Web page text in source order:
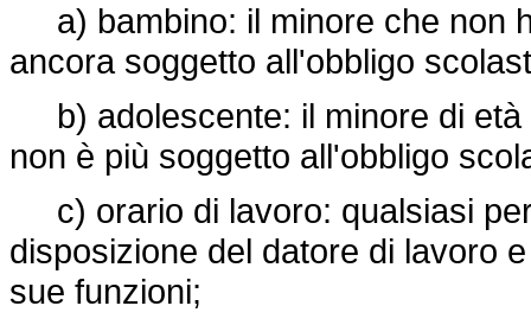
a) bambino: il minore che non
ancora soggetto all'obbligo
b) adolescente: il minore di età
non è più soggetto all'obbligo
c) orario di lavoro: qualsiasi
disposizione del datore di lavoro
sue funzioni;